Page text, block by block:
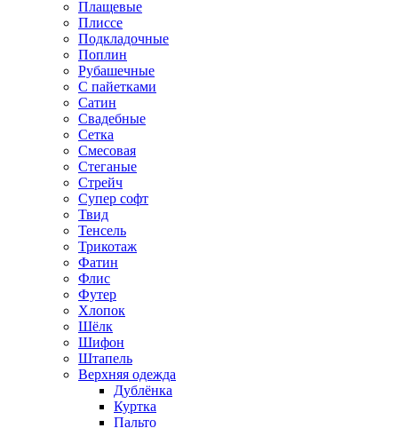
Плащевые
Плиссе
Подкладочные
Поплин
Рубашечные
С пайетками
Сатин
Свадебные
Сетка
Смесовая
Стеганые
Стрейч
Супер софт
Твид
Тенсель
Трикотаж
Фатин
Флис
Футер
Хлопок
Шёлк
Шифон
Штапель
Верхняя одежда
Дублёнка
Куртка
Пальто